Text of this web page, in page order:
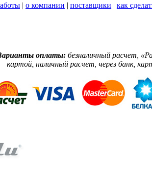
| о компании | поставщики | как
оплаты: безналичный расчет,
картой, наличный расчет, через банк,